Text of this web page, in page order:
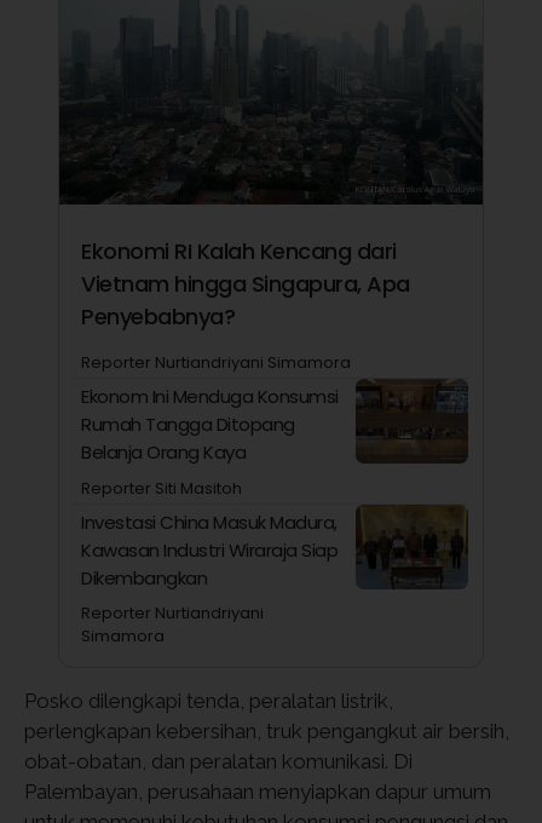
Ekonomi RI Kalah Kencang dari
Vietnam hingga Singapura, Apa
Penyebabnya?
Reporter Nurtiandriyani Simamora
Ekonom Ini Menduga Konsumsi
Rumah Tangga Ditopang
Belanja Orang Kaya
Reporter Siti Masitoh
Investasi China Masuk Madura,
Kawasan Industri Wiraraja Siap
Dikembangkan
Reporter Nurtiandriyani
Simamora
Posko dilengkapi tenda, peralatan listrik,
perlengkapan kebersihan, truk pengangkut air bersih,
obat-obatan, dan peralatan komunikasi. Di
Palembayan, perusahaan menyiapkan dapur umum